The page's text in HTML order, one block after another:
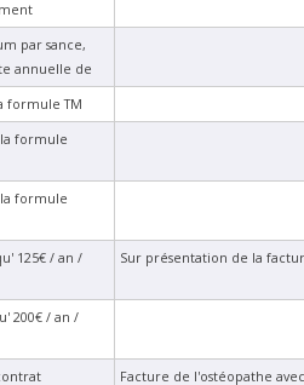
par sance,
annuelle de
formule TM
formule
formule
125€ / an /
Sur présentation de la
200€ / an /
Facture de l'ostéopathe